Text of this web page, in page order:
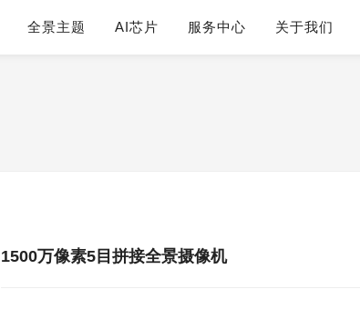
全景主题 AI芯片 服务中心 关于我们
1500万像素5目拼接全景摄像机